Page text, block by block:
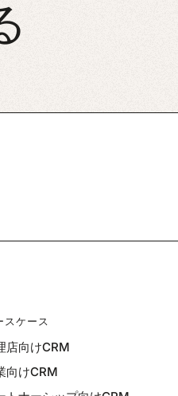
スケース
店向けCRM
向けCRM